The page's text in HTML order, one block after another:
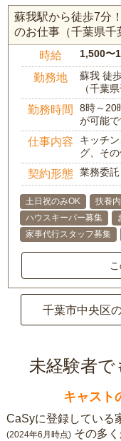
蘇我駅から徒歩7分
のお仕事（千葉県千
時給 1,500〜
勤務地
蘇我 徒
（千葉
勤務時間
8時～20
が可能
仕事内容
キッチ
グ、そ
契約形態 業務委託
土日祝のみOK 扶養
ハウスキーパー募集
家事代行スタッフ募集
千葉市中央区
未経験者
キャスト
CaSyに登録している
(2024年6月時点) その多